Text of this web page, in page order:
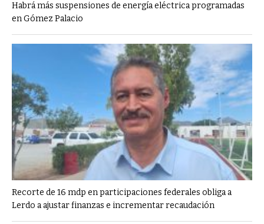
Habrá más suspensiones de energía eléctrica programadas
en Gómez Palacio
Recorte de 16 mdp en participaciones federales obliga a
Lerdo a ajustar finanzas e incrementar recaudación